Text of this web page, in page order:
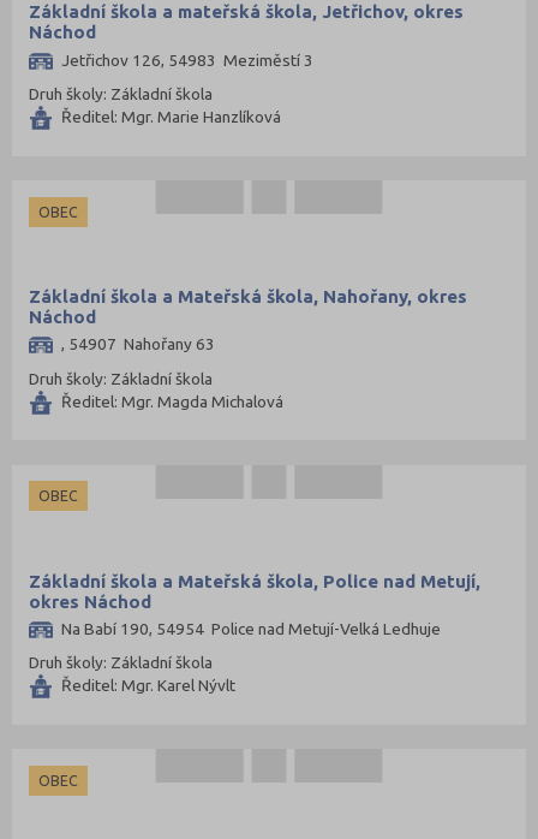
Základní škola a mateřská škola, Jetřichov, okres
Náchod
Jetřichov 126, 54983 Meziměstí 3
Druh školy: Základní škola
Ředitel: Mgr. Marie Hanzlíková
OBEC
Základní škola a Mateřská škola, Nahořany, okres
Náchod
, 54907 Nahořany 63
Druh školy: Základní škola
Ředitel: Mgr. Magda Michalová
OBEC
Základní škola a Mateřská škola, Police nad Metují,
okres Náchod
Na Babí 190, 54954 Police nad Metují-Velká Ledhuje
Druh školy: Základní škola
Ředitel: Mgr. Karel Nývlt
OBEC